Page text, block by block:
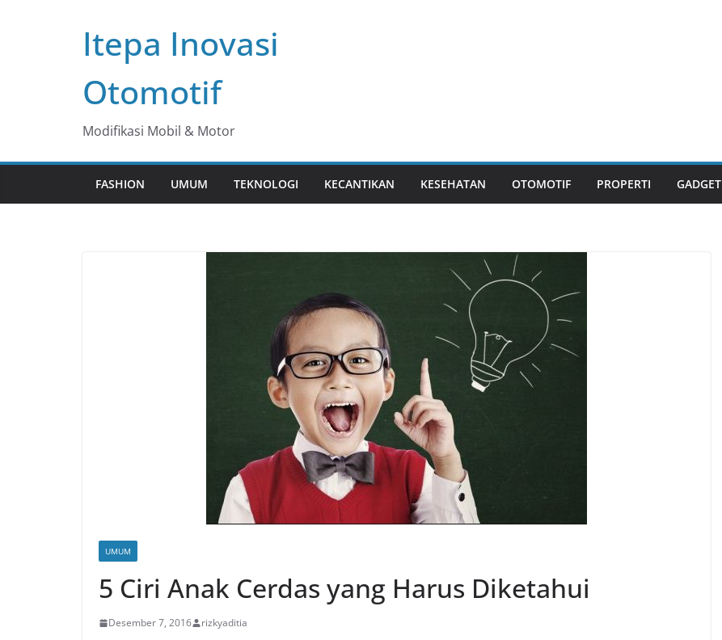
Itepa Inovasi
Otomotif
Modifikasi Mobil & Motor
FASHION UMUM TEKNOLOGI KECANTIKAN KESEHATAN OTOMOTIF PROPERTI GADGET
UMUM
5 Ciri Anak Cerdas yang Harus Diketahui
Desember 7, 2016 rizkyaditia